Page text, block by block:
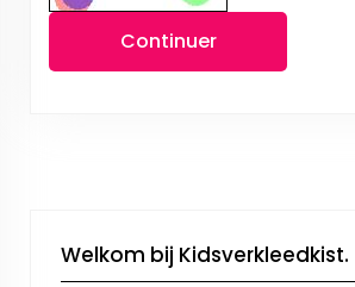
Continuer
Welkom bij Kidsverkleedkist.